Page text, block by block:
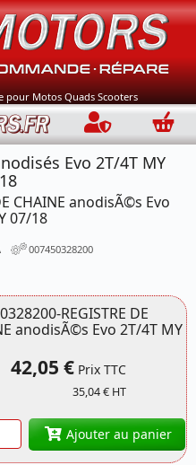
pour Motos Quads Scooters
Connection
Evo 2T/4T MY
CHAINE anodisÃ©s Evo
07/18
007450328200
REGISTRE DE
anodisÃ©s Evo 2T/4T MY
42,05 €Prix TTC
35,04 € HT
Ajouter au panier